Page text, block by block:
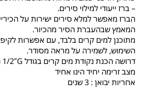
– ברז ייעודי למילוי סירים.
הברז מאפשר למלא סירים ישירות על
המאמץ שבהעברת הסיר מהכיור.
מתוכנן למים קרים בלבד, עם אפשרות
השימוש, לשמירה על מראה מסודר.
דרושה הכנת נקודת מים קרים בגודל 1/2″G נקבה.
מצב זרימה יחיד הינו אחיד
אחריות יבואן : 3 שנים